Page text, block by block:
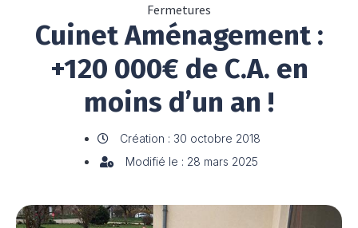
Fermetures
Cuinet Aménagement :
+120 000€ de C.A. en
moins d’un an !
Création : 30 octobre 2018
Modifié le : 28 mars 2025